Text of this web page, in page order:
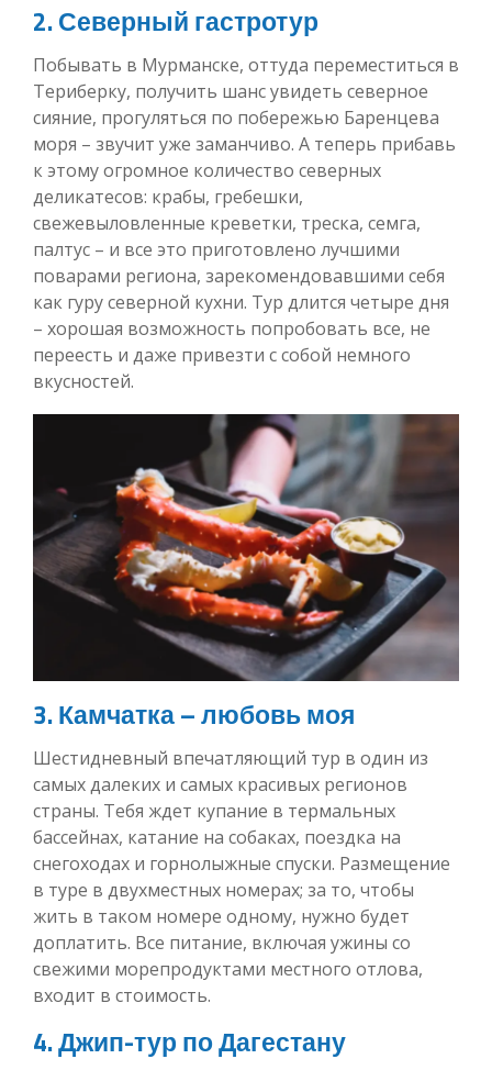
2. Северный гастротур
Побывать в Мурманске, оттуда переместиться в
Териберку, получить шанс увидеть северное
сияние, прогуляться по побережью Баренцева
моря – звучит уже заманчиво. А теперь прибавь
к этому огромное количество северных
деликатесов: крабы, гребешки,
свежевыловленные креветки, треска, семга,
палтус – и все это приготовлено лучшими
поварами региона, зарекомендовавшими себя
как гуру северной кухни. Тур длится четыре дня
– хорошая возможность попробовать все, не
переесть и даже привезти с собой немного
вкусностей.
3. Камчатка – любовь моя
Шестидневный впечатляющий тур в один из
самых далеких и самых красивых регионов
страны. Тебя ждет купание в термальных
бассейнах, катание на собаках, поездка на
снегоходах и горнолыжные спуски. Размещение
в туре в двухместных номерах; за то, чтобы
жить в таком номере одному, нужно будет
доплатить. Все питание, включая ужины со
свежими морепродуктами местного отлова,
входит в стоимость.
4. Джип-тур по Дагестану